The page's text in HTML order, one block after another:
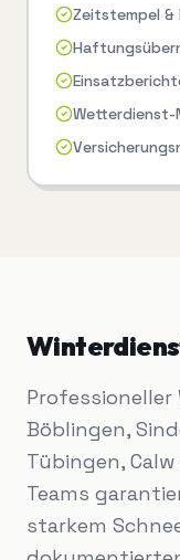
Zeitstempel
Wetterdienst-
Böblingen,
Tübingen,
Teams
starkem